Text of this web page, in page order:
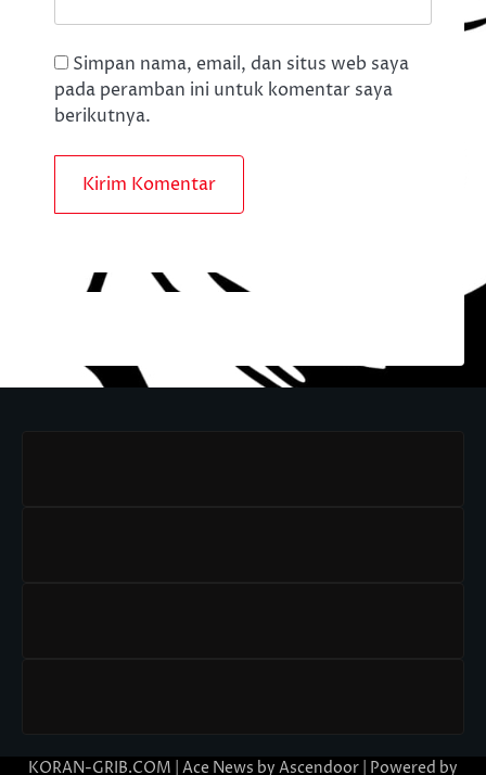
Simpan nama, email, dan situs web saya
pada peramban ini untuk komentar saya
berikutnya.
KORAN-GRIB.COM | Ace News by Ascendoor | Powered by